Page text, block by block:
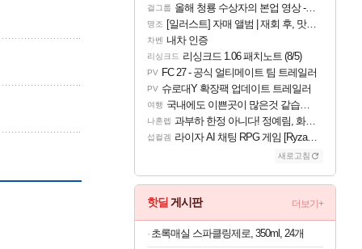
걸그룹 올해 청룡 수상자의 본업 영상 - 스테이씨 윤
명조 [일러스트] 자매 앨범 | 재회 후, 맛집에서
차벤 내차 인증
리싱크드 리싱크드 1.06 패치노트 (8/5)
PV FC 27 - 공식 얼티메이트 팀 트레일러
PV 슈로대Y 확장팩 업데이트 트레일러
여행 국내에도 이쁜곳이 많은것 같습니다
나혼렙 과부하 한정 아니다! 정예림, 화속성 서포터 세대 교체
섭컬겜 라이자 AI 채팅 RPG 게임 [RyzaChat: AI] 공개
새로고침
핫딜 게시판 더보기+
초록매실 스파클링제로, 350ml, 24개